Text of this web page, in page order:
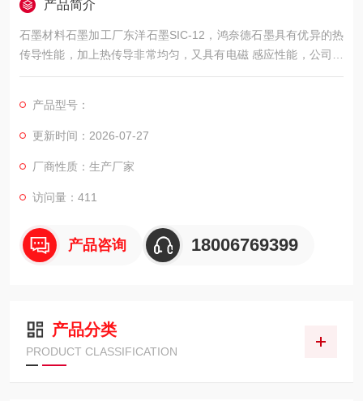
产品简介
石墨材料石墨加工厂东洋石墨SIC-12，鸿奈德石墨具有优异的热
传导性能，加上热传导非常均匀，又具有电磁 感应性能，公司现
在开发了系列的生活用碳制品。石墨的热传导性是金属的4倍以
产品型号：
更新时间：2026-07-27
厂商性质：生产厂家
访问量：411
产品咨询 18006769399
产品分类
PRODUCT CLASSIFICATION